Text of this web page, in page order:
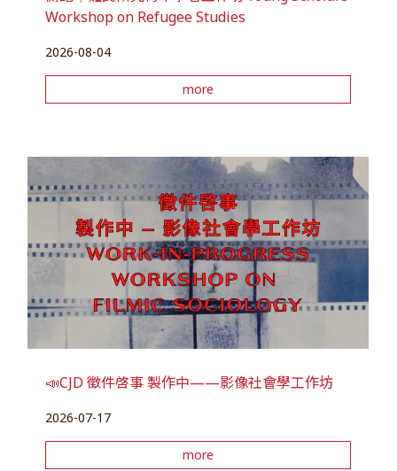
Workshop on Refugee Studies
2026-08-04
more
📣CJD 徵件啓事 製作中——影像社會學工作坊
2026-07-17
more